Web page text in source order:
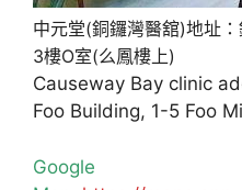
中元堂(銅鑼灣醫舘)地址
3樓O室(么鳳樓上)
Causeway Bay clinic
Foo Building, 1-5 Foo
Google